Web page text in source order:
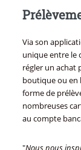
Via son
unique entre le
régler un achat
boutique ou en
forme de
nombreuses
au compte
"Nous nous